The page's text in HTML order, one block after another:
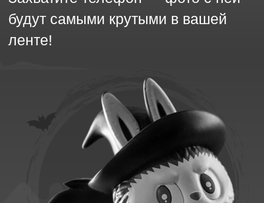
Для всех, кто придёт в
БЕСПЛАТНЫЙ АКВАГРИМ
Зажигаем под дождём из чёрной
бумаги! Это невероятное зрелище
и море радости. Приготовьтесь
танцевать до упаду!
ЧЁРНАЯ БУМАЖНАЯ